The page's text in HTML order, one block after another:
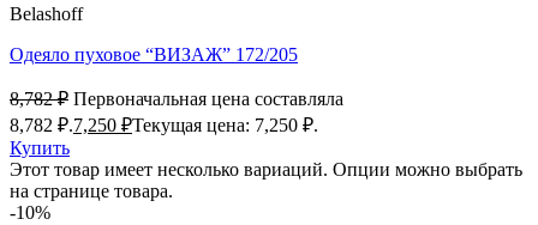
Belashoff
Одеяло пуховое “ВИЗАЖ” 172/205
8,782₽ Первоначальная цена составляла
8,782 ₽.7,250 ₽Текущая цена: 7,250 ₽.
Купить
Этот товар имеет несколько вариаций. Опции можно выбрать
на странице товара.
-10%